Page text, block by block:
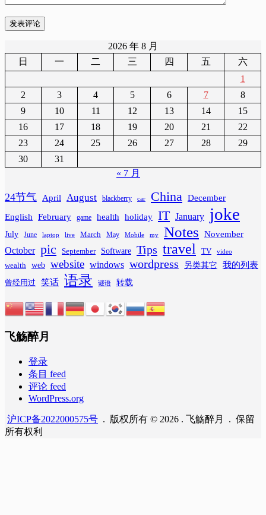
发表评论
2026 年 8 月
日
一 二 三 四 五
六
1
2
3 4 5 6 7
8
9
10 11 12 13 14
15
16
17 18 19 20 21
22
23
24 25 26 27 28
29
30
31
« 7 月
24节气 April August blackberry car China
December
English
February game health holiday IT January joke
July June laptop live March May Mobile my Notes November
October pic September Software Tips travel TV video
wealth web website windows wordpress 另类其它 我的列表
曾经用过 笑话 语录 谜语 转载
飞觞醉月
登录
条目 feed
评论 feed
WordPress.org
沪ICP备2022000575号 . 版权所有 © 2026 . 飞觞醉月 . 保留
所有权利